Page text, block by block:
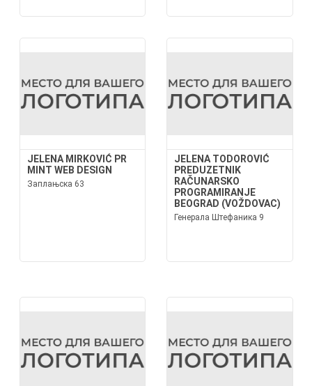
JELENA MIRKOVIĆ PR
MINT WEB DESIGN
Заплањска 63
JELENA TODOROVIĆ
PREDUZETNIK
RAČUNARSKO
PROGRAMIRANJE
BEOGRAD (VOŽDOVAC)
Генерала Штефаника 9